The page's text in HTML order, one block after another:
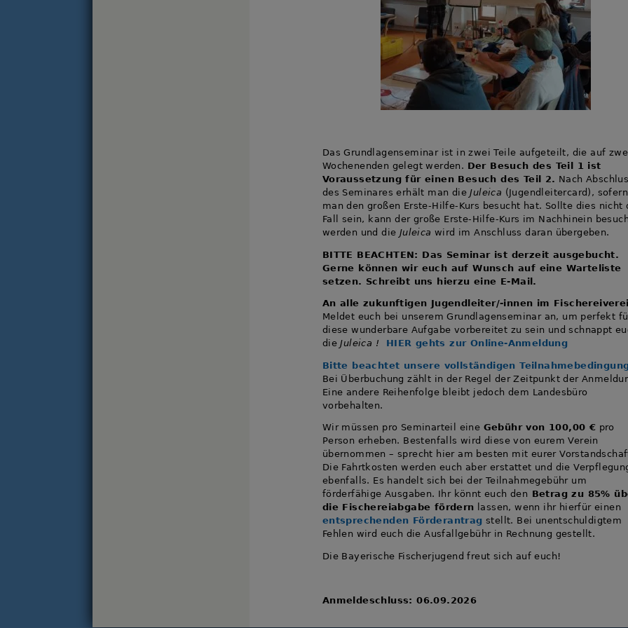
Das Grundlagenseminar ist in zwei Teile aufgeteilt, die auf
Wochenenden gelegt werden. Der Besuch des Teil 1 ist
Voraussetzung für einen Besuch des Teil 2. Nach
des Seminares erhält man dieJuleica (Jugendleitercard), sofern
man den großen Erste-Hilfe-Kurs besucht hat. Sollte dies nicht
Fall sein, kann der große Erste-Hilfe-Kurs im Nachhinein
werden und die Juleicawird im Anschluss daran übergeben.
BITTE BEACHTEN: Das Seminar ist derzeit ausgebucht.
Gerne können wir euch auf Wunsch auf eine Warteliste
setzen. Schreibt uns hierzu eine E-Mail.
An alle zukunftigen Jugendleiter/-innen im
Meldet euch bei unserem Grundlagenseminar an, um perfekt
diese wunderbare Aufgabe vorbereitet zu sein und schnappt
dieJuleica ! HIER gehts zur Online-Anmeldung
Bitte beachtet unsere vollständigen
Bei Überbuchung zählt in der Regel der Zeitpunkt der
Eine andere Reihenfolge bleibt jedoch dem Landesbüro
vorbehalten.
Wir müssen pro Seminarteil eine Gebühr von 100,00 € pro
Person erheben. Bestenfalls wird diese von eurem Verein
übernommen – sprecht hier am besten mit eurer
Die Fahrtkosten werden euch aber erstattet und die
ebenfalls. Es handelt sich bei der Teilnahmegebühr um
förderfähige Ausgaben. Ihr könnt euch den Betrag zu 85%
die Fischereiabgabe fördern lassen, wenn ihr hierfür einen
entsprechenden Förderantrag stellt. Bei unentschuldigtem
Fehlen wird euch die Ausfallgebühr in Rechnung gestellt.
Die Bayerische Fischerjugend freut sich auf euch!
Anmeldeschluss: 06.09.2026